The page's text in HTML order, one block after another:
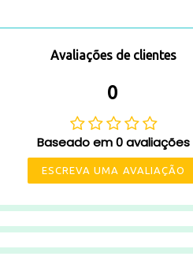
Avaliações de clientes
0
Baseado em 0 avaliações
ESCREVA UMA AVALIAÇÃO